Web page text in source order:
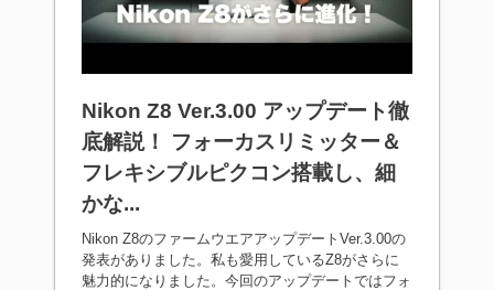
Nikon Z8 Ver.3.00 アップデート徹
底解説！ フォーカスリミッター＆
フレキシブルピクコン搭載し、細
かな...
Nikon Z8のファームウエアアップデートVer.3.00の
発表がありました。私も愛用しているZ8がさらに
魅力的になりました。今回のアップデートではフォ